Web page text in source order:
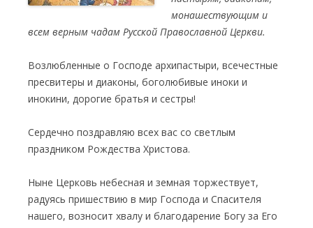
монашествующим и
всем верным чадам Русской Православной Церкви.
Возлюбленные о Господе архипастыри, всечестные
пресвитеры и диаконы, боголюбивые иноки и
инокини, дорогие братья и сестры!
Сердечно поздравляю всех вас со светлым
праздником Рождества Христова.
Ныне Церковь небесная и земная торжествует,
радуясь пришествию в мир Господа и Спасителя
нашего, возносит хвалу и благодарение Богу за Его